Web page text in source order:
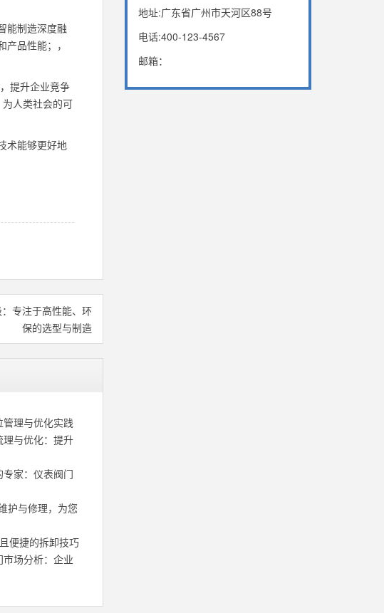
能制造深度融
品性能；，
提升企业竞争
人类社会的可
术能够更好地
专注于高性能、环
保的选型与制造
理与优化实践
与优化：提升
家：仪表阀门
护与修理，为您
便捷的拆卸技巧
场分析：企业
地址:广东省广州市天河区88号
电话:400-123-4567
邮箱：